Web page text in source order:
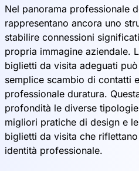
Nel panorama professionale
rappresentano ancora uno
stabilire connessioni
propria immagine aziendale.
biglietti da visita adeguati
semplice scambio di contatti
professionale duratura.
profondità le diverse
migliori pratiche di design e
biglietti da visita che
identità professionale.